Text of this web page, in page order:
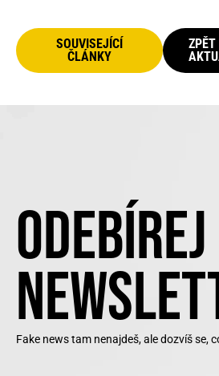
SOUVISEJÍCÍ
ČLÁNKY
Fake news tam nenajdeš, ale dozvíš se,